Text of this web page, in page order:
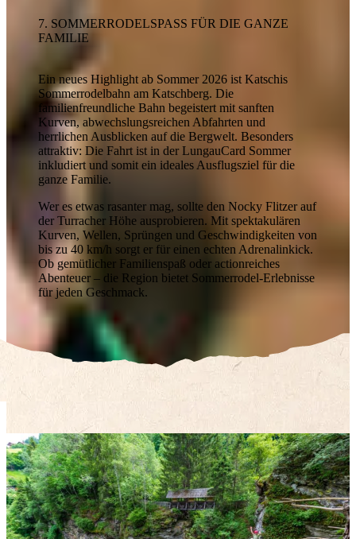
7. SOMMERRODELSPASS FÜR DIE GANZE F
AMILIE
Ein neues Highlight ab Sommer 2026 ist Katschis
Sommerrodelbahn am Katschberg. Die
familienfreundliche Bahn begeistert mit sanften
Kurven, abwechslungsreichen Abfahrten und
herrlichen Ausblicken auf die Bergwelt. Besonders
attraktiv: Die Fahrt ist in der LungauCard Sommer
inkludiert und somit ein ideales Ausflugsziel für die
ganze Familie.
Wer es etwas rasanter mag, sollte den Nocky Flitzer auf
der Turracher Höhe ausprobieren. Mit spektakulären
Kurven, Wellen, Sprüngen und Geschwindigkeiten von
bis zu 40 km/h sorgt er für einen echten Adrenalinkick.
Ob gemütlicher Familienspaß oder actionreiches
Abenteuer – die Region bietet Sommerrodel-Erlebnisse
für jeden Geschmack.